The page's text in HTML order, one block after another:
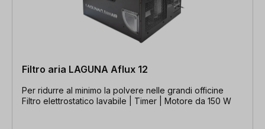
Filtro aria LAGUNA Aflux 12
Per ridurre al minimo la polvere nelle grandi officine
Filtro elettrostatico lavabile | Timer | Motore da 150 W